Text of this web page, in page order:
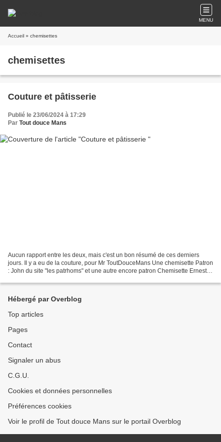
MENU
Accueil » chemisettes
chemisettes
Couture et pâtisserie
Publié le 23/06/2024 à 17:29
Par Tout douce Mans
Aucun rapport entre les deux, mais c'est un bon résumé de ces derniers
jours. Il y a eu de la couture, pour Mr ToutDouceMans Une chemisette Patron
: John du site "les patrhoms" et une autre encore patron Chemisette Ernesto
Hébergé par Overblog
Top articles
Pages
Contact
Signaler un abus
C.G.U.
Cookies et données personnelles
Préférences cookies
Voir le profil de Tout douce Mans sur le portail Overblog